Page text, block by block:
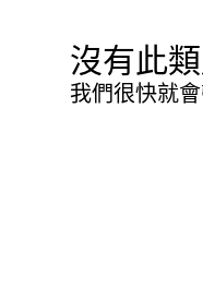
沒有此
我們很快就